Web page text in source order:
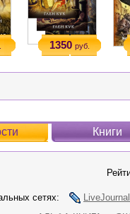
1350 руб.
Книги
сетях:
LiveJournal